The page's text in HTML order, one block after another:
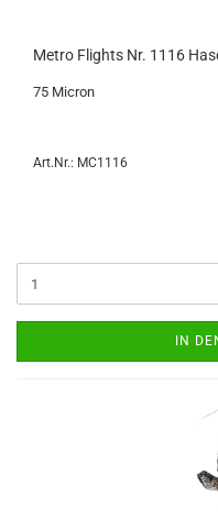
Metro Flights Nr. 1116
75 Mi­cron
Art.Nr.: MC1116
IN